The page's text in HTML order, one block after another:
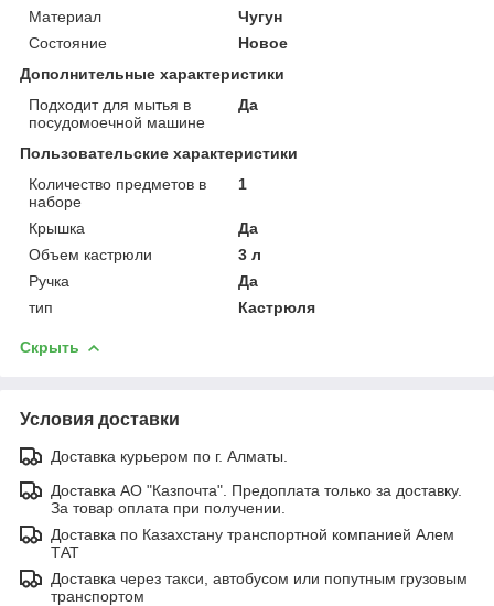
Материал
Чугун
Состояние
Новое
Дополнительные характеристики
Подходит для мытья в
посудомоечной машине
Да
Пользовательские характеристики
Количество предметов в
наборе
1
Крышка
Да
Объем кастрюли
3 л
Ручка
Да
тип
Кастрюля
Скрыть
Условия доставки
Доставка курьером по г. Алматы.
Доставка АО "Казпочта". Предоплата только за доставку.
За товар оплата при получении.
Доставка по Казахстану транспортной компанией Алем
ТАТ
Доставка через такси, автобусом или попутным грузовым
транспортом